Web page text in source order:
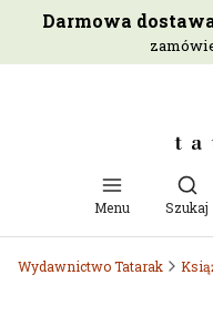
Darmowa
Menu Szukaj
Wydawnictwo Tatarak